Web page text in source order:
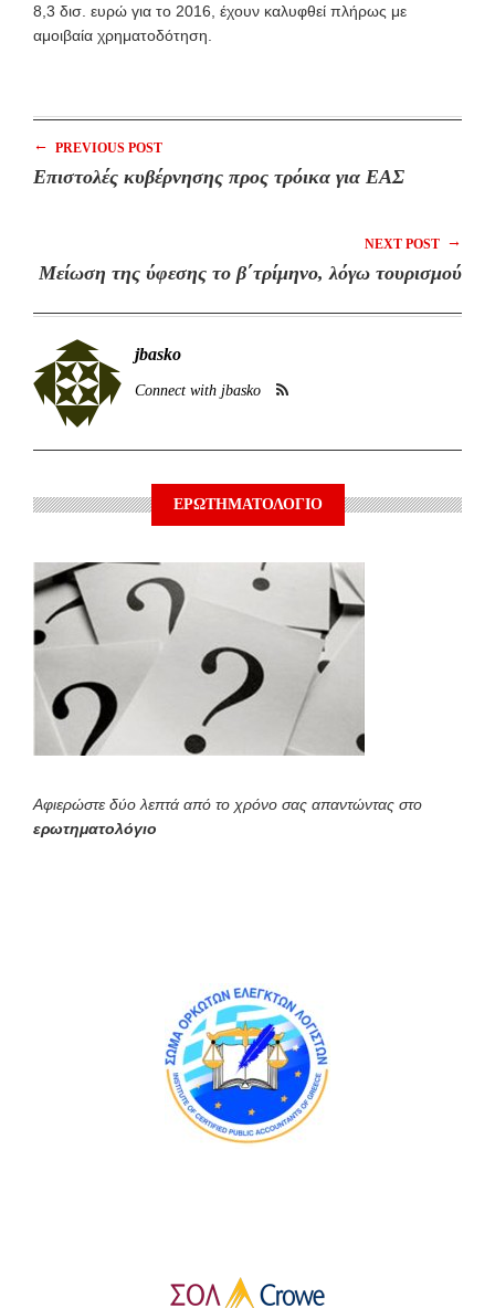
8,3 δισ. ευρώ για το 2016, έχουν καλυφθεί πλήρως με
αμοιβαία χρηματοδότηση.
← PREVIOUS POST
Επιστολές κυβέρνησης προς τρόικα για ΕΑΣ
NEXT POST →
Μείωση της ύφεσης το β΄τρίμηνο, λόγω τουρισμού
jbasko
Connect with jbasko
ΕΡΩΤΗΜΑΤΟΛΟΓΙΟ
Αφιερώστε δύο λεπτά από το χρόνο σας απαντώντας στο
ερωτηματολόγιο